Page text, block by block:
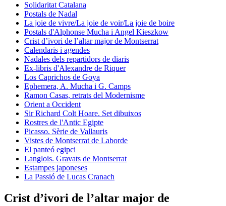
Solidaritat Catalana
Postals de Nadal
La joie de vivre/La joie de voir/La joie de boire
Postals d'Alphonse Mucha i Angel Kieszkow
Crist d’ivori de l’altar major de Montserrat
Calendaris i agendes
Nadales dels repartidors de diaris
Ex-libris d'Alexandre de Riquer
Los Caprichos de Goya
Ephemera, A. Mucha i G. Camps
Ramon Casas, retrats del Modernisme
Orient a Occident
Sir Richard Colt Hoare. Set dibuixos
Rostres de l'Antic Egipte
Picasso. Sèrie de Vallauris
Vistes de Montserrat de Laborde
El panteó egipci
Langlois. Gravats de Montserrat
Estampes japoneses
La Passió de Lucas Cranach
Crist d’ivori de l’altar major de